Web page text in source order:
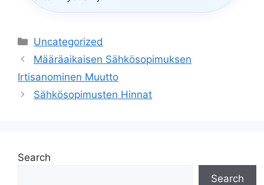
Categories
Uncategorized
Määräaikaisen Sähkösopimuksen
Irtisanominen Muutto
Sähkösopimusten Hinnat
Search
Search